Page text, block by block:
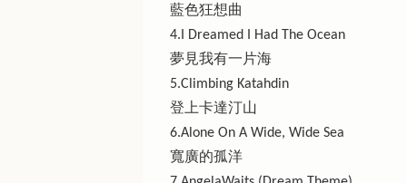
藍色狂想曲
4.I Dreamed I Had The Ocean
夢見我有一片海
5.Climbing Katahdin
登上卡達汀山
6.Alone On A Wide, Wide Sea
寬廣的孤洋